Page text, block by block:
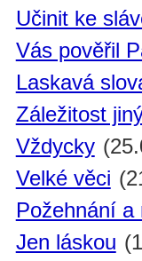
Učinit ke
Vás pověřil
Laskavá
Záležitost
Vždycky
Velké věci
Požehnání a
Jen láskou